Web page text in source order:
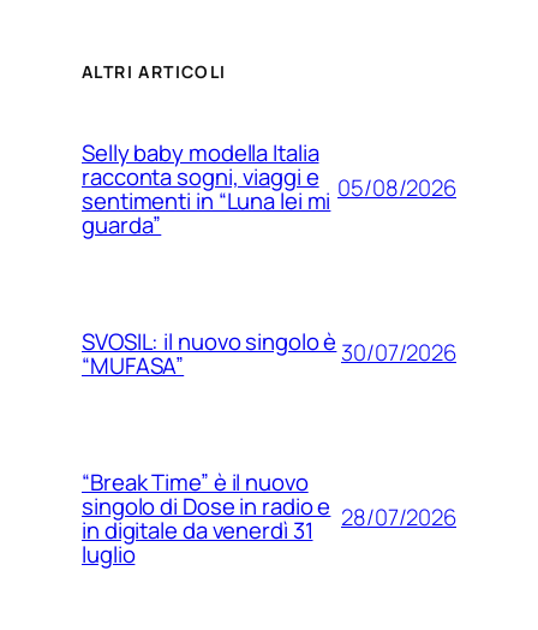
ALTRI ARTICOLI
Selly baby modella Italia
racconta sogni, viaggi e
sentimenti in “Luna lei mi
guarda”
05/08/2026
SVOSIL: il nuovo singolo è
“MUFASA” 30/07/2026
“Break Time” è il nuovo
singolo di Dose in radio e
in digitale da venerdì 31
luglio
28/07/2026